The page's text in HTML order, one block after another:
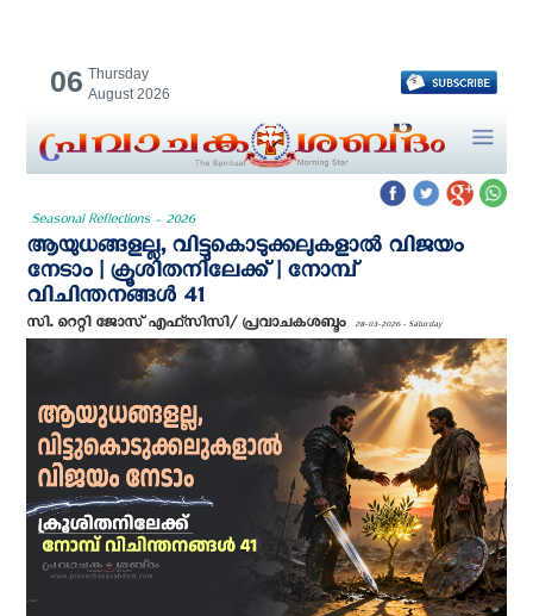
06 Thursday
August 2026
Seasonal Reflections - 2026
ആയുധങ്ങളല്ല, വിട്ടുകൊടുക്കലുകളാൽ വിജയം
നേടാം | ക്രൂശിതനിലേക്ക് | നോമ്പ്
വിചിന്തനങ്ങൾ 41
സി. റെറ്റി ജോസ് എഫ്‌സി‌സി/ പ്രവാചകശബ്ദം 28-03-2026 - Saturday